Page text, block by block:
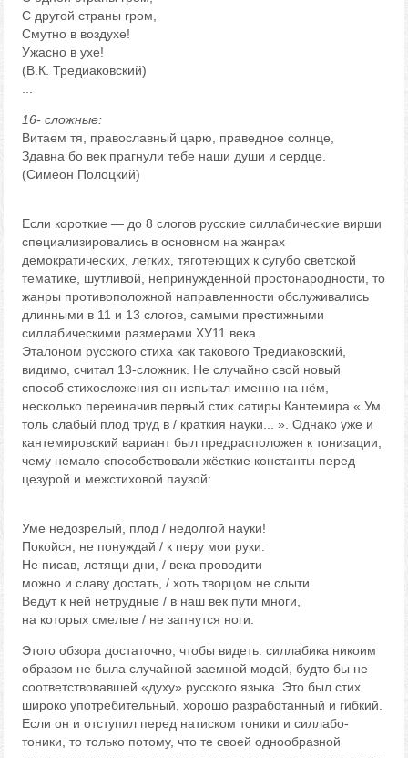
С другой страны гром,
Смутно в воздухе!
Ужасно в ухе!
(В.К. Тредиаковский)
16- сложные:
Витаем тя, православный царю, праведное солнце,
Здавна бо век прагнули тебе наши души и сердце.
(Симеон Полоцкий)
Если короткие — до 8 слогов русские силлабические вирши
специализировались в основном на жанрах
демократических, легких, тяготеющих к сугубо светской
тематике, шутливой, непринужденной простонародности, то
жанры противоположной направленности обслуживались
длинными в 11 и 13 слогов, самыми престижными
силлабическими размерами ХУ11 века.
Эталоном русского стиха как такового Тредиаковский,
видимо, считал 13-сложник. Не случайно свой новый
способ стихосложения он испытал именно на нём,
несколько переиначив первый стих сатиры Кантемира « Ум
толь слабый плод труд в / краткия науки... ». Однако уже и
кантемировский вариант был предрасположен к тонизации,
чему немало способствовали жёсткие константы перед
цезурой и межстиховой паузой:
Уме недозрелый, плод / недолгой науки!
Покойся, не понуждай / к перу мои руки:
Не писав, летящи дни, / века проводити
можно и славу достать, / хоть творцом не слыти.
Ведут к ней нетрудные / в наш век пути многи,
на которых смелые / не запнутся ноги.
Этого обзора достаточно, чтобы видеть: силлабика никоим
образом не была случайной заемной модой, будто бы не
соответствовавшей «духу» русского языка. Это был стих
широко употребительный, хорошо разработанный и гибкий.
Если он и отступил перед натиском тоники и силлабо-
тоники, то только потому, что те своей однообразной